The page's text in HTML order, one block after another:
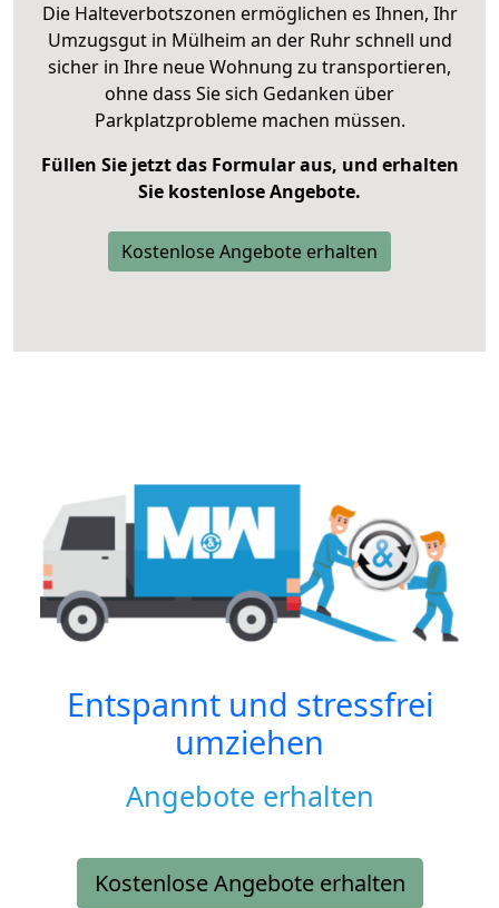
Die Halteverbotszonen ermöglichen es Ihnen, Ihr
Umzugsgut in Mülheim an der Ruhr schnell und
sicher in Ihre neue Wohnung zu transportieren,
ohne dass Sie sich Gedanken über
Parkplatzprobleme machen müssen.
Füllen Sie jetzt das Formular aus, und erhalten
Sie kostenlose Angebote.
Kostenlose Angebote erhalten
Entspannt und stressfrei
umziehen
Angebote erhalten
Kostenlose Angebote erhalten